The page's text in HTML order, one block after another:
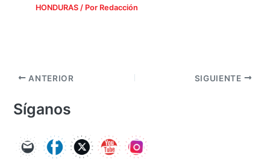
HONDURAS/ Por Redacción
ANTERIOR SIGUIENTE
Síganos